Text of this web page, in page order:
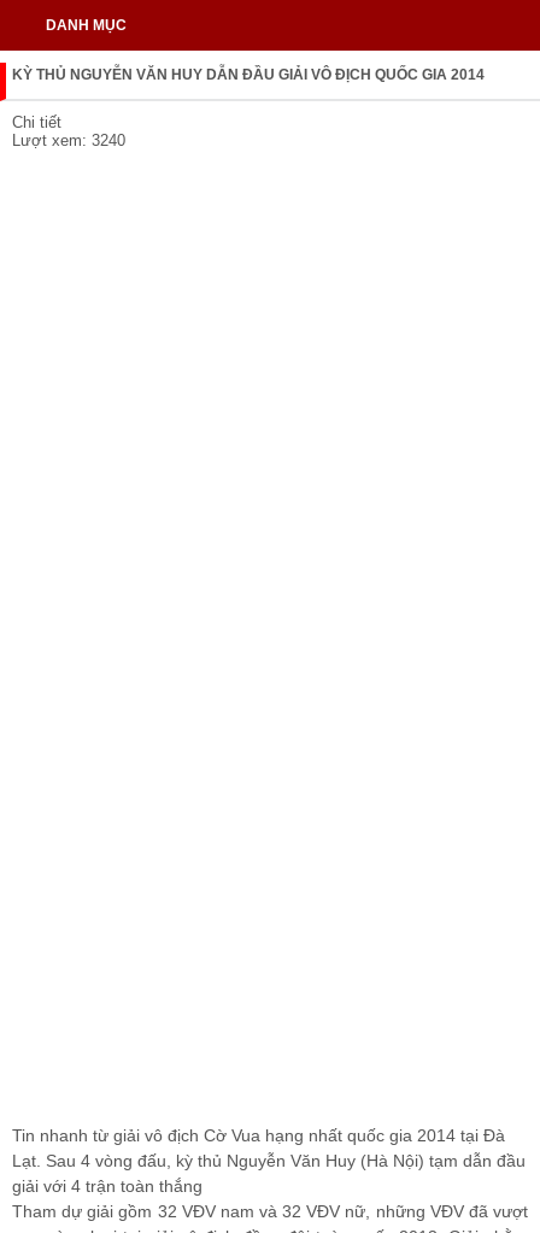
DANH MỤC
KỲ THỦ NGUYỄN VĂN HUY DẪN ĐẦU GIẢI VÔ ĐỊCH QUỐC GIA 2014
Chi tiết
Lượt xem: 3240
Tin nhanh từ giải vô địch Cờ Vua hạng nhất quốc gia 2014 tại Đà
Lạt. Sau 4 vòng đấu, kỳ thủ Nguyễn Văn Huy (Hà Nội) tạm dẫn đầu
giải với 4 trận toàn thắng
Tham dự giải gồm 32 VĐV nam và 32 VĐV nữ, những VĐV đã vượt